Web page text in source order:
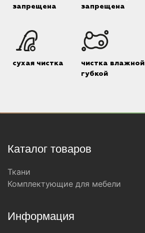
запрещена
запрещена
сухая чистка
чистка влажной
губкой
Каталог товаров
Ткани
Комплектующие для мебели
Информация